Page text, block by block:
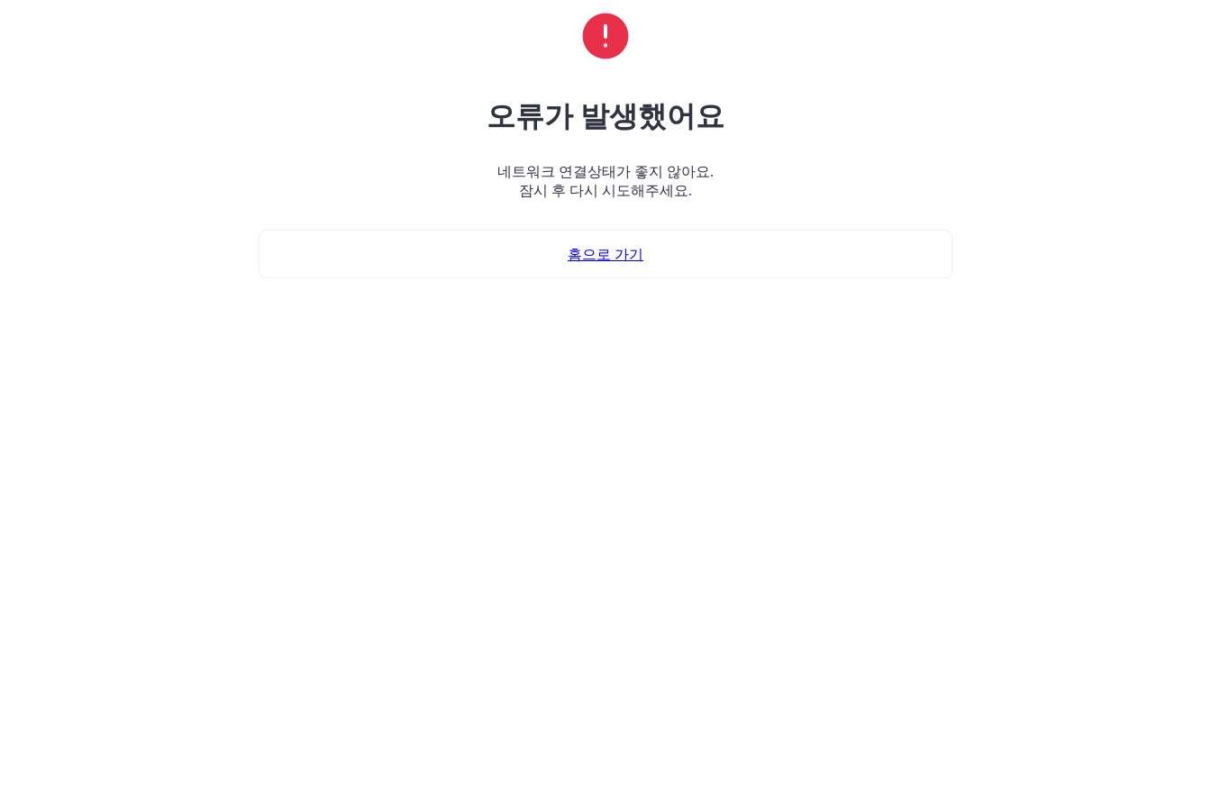
오류가 발생했어요
네트워크 연결상태가 좋지 않아요.
잠시 후 다시 시도해주세요.
홈으로 가기